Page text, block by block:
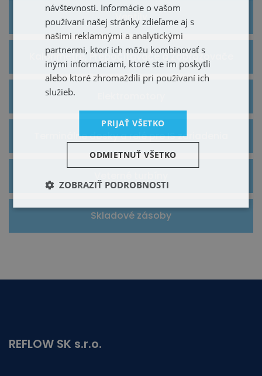
Ventily
Kalorimetre, Prepočítavače a Zobrazovače
Terminálne dosky a relé pre IS zariadenia
Skladové zásoby
REFLOW SK s.r.o.
návštevnosti. Informácie o vašom
používaní našej stránky zdieľame aj s
našimi reklamnými a analytickými
partnermi, ktorí ich môžu kombinovať s
inými informáciami, ktoré ste im poskytli
alebo ktoré zhromaždili pri používaní ich
služieb.
PRIJAŤ VŠETKO
ODMIETNUŤ VŠETKO
ZOBRAZIŤ PODROBNOSTI